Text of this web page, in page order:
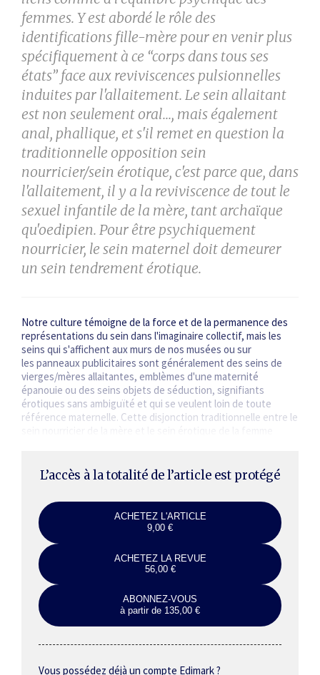
femmes. Y est abordé le rôle des
identifications fille-mère pour en venir plus
spécifiquement à ce “corps dans tous ses
états” face aux reviviscences pulsionnelles
induites par l'allaitement. Le sein allaitant
est non seulement oral..., mais également
anal, phallique, et s'il remet en question la
traditionnelle opposition sein
nourricier/sein érotique, c'est parce que, dans
l'allaitement, il y a la reviviscence de tout le
sexuel infantile de la mère, tant archaïque
qu'oedipien. Pour être psychiquement
nourricier, le sein maternel doit demeurer
un sein tendrement érotique.
Notre culture témoigne de la force et de la permanence des
représentations du sein dans l'imaginaire collectif, mais les
seins qui s'affichent aux murs de nos musées ou sur
les panneaux publicitaires sont généralement des seins de
vierges/mères allaitantes, emblèmes d'une maternité
épanouie ou des seins objets de séduction, signifiants
érotiques sans ambiguïté et qui se veulent loin de toute
référence maternelle. Cette disjonction traditionnelle entre le
L’accès à la totalité de l’article est protégé
ACHETEZ L'ARTICLE
9,00 €
ACHETEZ LA REVUE
56,00 €
ABONNEZ-VOUS
à partir de 135,00 €
Vous possédez déjà un compte Edimark ?